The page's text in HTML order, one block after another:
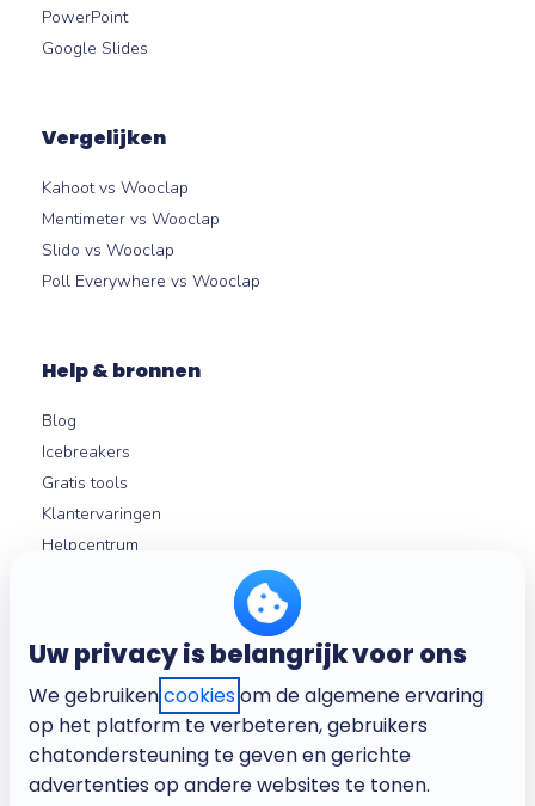
Uw privacy is belangrijk voor ons
We gebruikencookiesom de algemene ervaring
op het platform te verbeteren, gebruikers
chatondersteuning te geven en gerichte
advertenties op andere websites te tonen.
PowerPoint
Google Slides
Vergelijken
Kahoot vs Wooclap
Mentimeter vs Wooclap
Slido vs Wooclap
Poll Everywhere vs Wooclap
Help & bronnen
Blog
Icebreakers
Gratis tools
Klantervaringen
Helpcentrum
Over ons
Bedrijf
Vacatures
Algemene voorwaarden